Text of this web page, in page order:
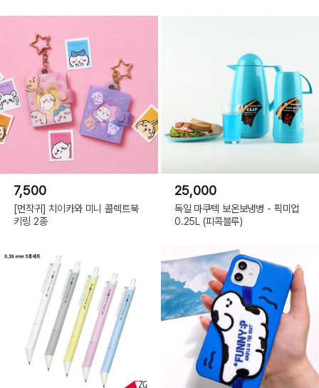
7,500
[먼작귀] 치이카와 미니 콜렉트북
키링 2종
25,000
독일 마쿠텍 보온보냉병 - 픽미업
0.25L (피콕블루)